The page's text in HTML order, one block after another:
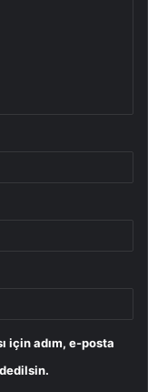
için adım, e-posta